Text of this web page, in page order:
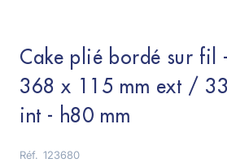
Cake plié bordé sur fil
368 x 115 mm ext /
int - h80 mm
Réf. 123680